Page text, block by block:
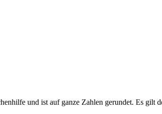
und ist auf ganze Zahlen gerundet. Es gilt